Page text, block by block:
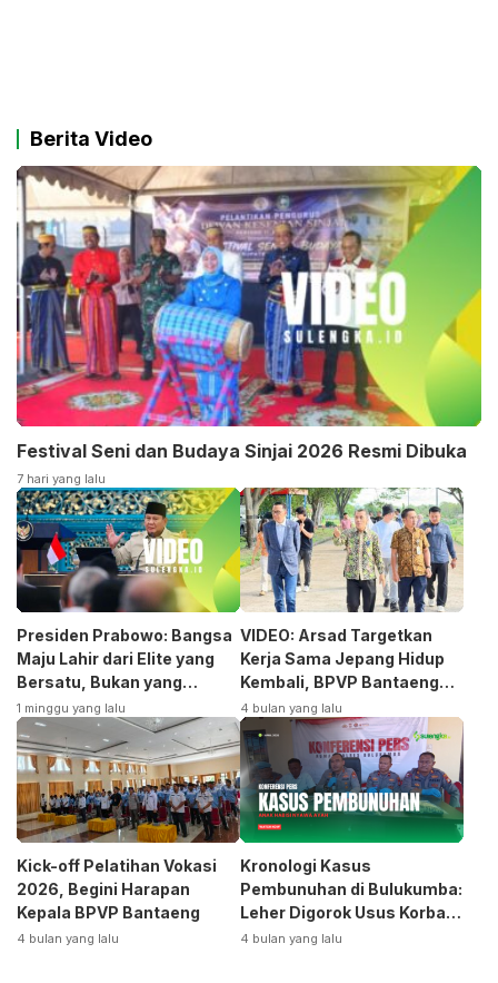
Berita Video
Festival Seni dan Budaya Sinjai 2026 Resmi Dibuka
7 hari yang lalu
Presiden Prabowo: Bangsa
Maju Lahir dari Elite yang
Bersatu, Bukan yang
Terpecah
1 minggu yang lalu
VIDEO: Arsad Targetkan
Kerja Sama Jepang Hidup
Kembali, BPVP Bantaeng
Siap Bangkitkan Jurusan
Otomotif
4 bulan yang lalu
Kick-off Pelatihan Vokasi
2026, Begini Harapan
Kepala BPVP Bantaeng
4 bulan yang lalu
Kronologi Kasus
Pembunuhan di Bulukumba:
Leher Digorok Usus Korban
Dikeluarkan
4 bulan yang lalu